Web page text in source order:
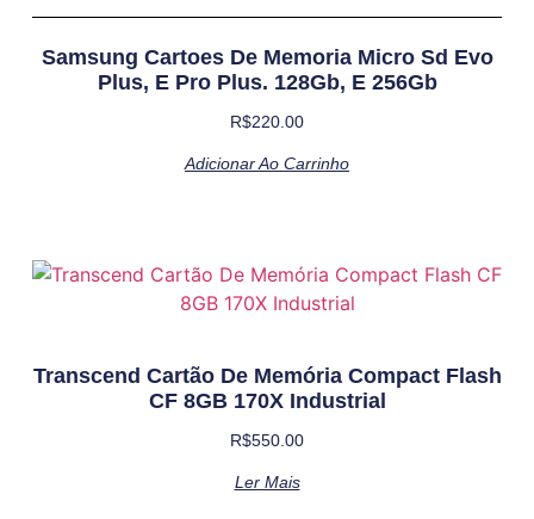
Samsung Cartoes De Memoria Micro Sd Evo
Plus, E Pro Plus. 128Gb, E 256Gb
R$220.00
Adicionar Ao Carrinho
Transcend Cartão De Memória Compact Flash
CF 8GB 170X Industrial
R$550.00
Ler Mais